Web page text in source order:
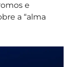
e
a “alma